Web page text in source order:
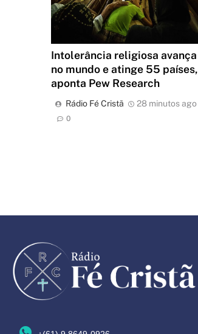
Intolerância religiosa avança
no mundo e atinge 55 países,
aponta Pew Research
Rádio Fé Cristã 28 minutos ago
0